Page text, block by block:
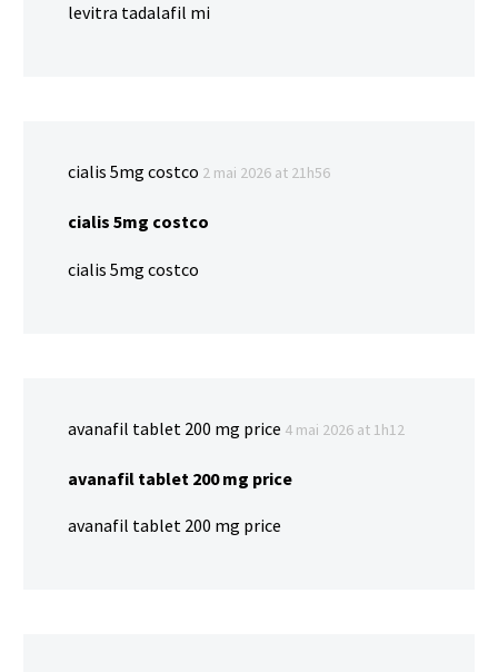
levitra tadalafil mi
cialis 5mg costco 2 mai 2026 at 21h56
cialis 5mg costco
cialis 5mg costco
avanafil tablet 200 mg price 4 mai 2026 at 1h12
avanafil tablet 200 mg price
avanafil tablet 200 mg price